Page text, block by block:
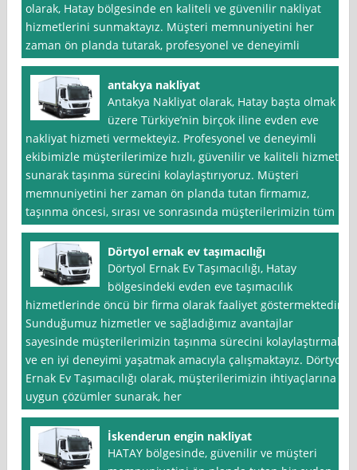
olarak, Hatay bölgesinde en kaliteli ve güvenilir nakliyat
hizmetlerini sunmaktayız. Müşteri memnuniyetini her
zaman ön planda tutarak, profesyonel ve deneyimli
antakya nakliyat
Antakya Nakliyat olarak, Hatay başta olmak
üzere Türkiye’nin birçok iline evden eve
nakliyat hizmeti vermekteyiz. Profesyonel ve deneyimli
ekibimizle müşterilerimize hızlı, güvenilir ve kaliteli hizmet
sunarak taşınma sürecini kolaylaştırıyoruz. Müşteri
memnuniyetini her zaman ön planda tutan firmamız,
taşınma öncesi, sırası ve sonrasında müşterilerimizin tüm
Dörtyol ernak ev taşımacılığı
Dörtyol Ernak Ev Taşımacılığı, Hatay
bölgesindeki evden eve taşımacılık
hizmetlerinde öncü bir firma olarak faaliyet göstermektedir.
Sunduğumuz hizmetler ve sağladığımız avantajlar
sayesinde müşterilerimizin taşınma sürecini kolaylaştırmak
ve en iyi deneyimi yaşatmak amacıyla çalışmaktayız. Dörtyol
Ernak Ev Taşımacılığı olarak, müşterilerimizin ihtiyaçlarına
uygun çözümler sunarak, her
İskenderun engin nakliyat
HATAY bölgesinde, güvenilir ve müşteri